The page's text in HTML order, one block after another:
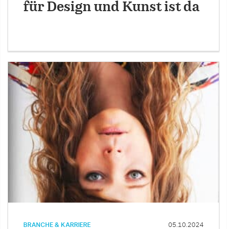
für Design und Kunst ist da
BRANCHE & KARRIERE 05.10.2024